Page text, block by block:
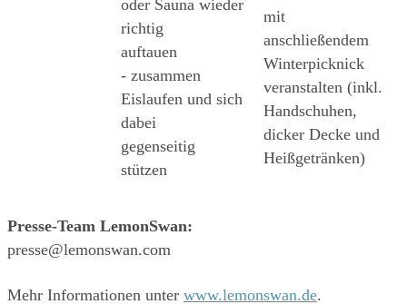
oder Sauna wieder
richtig
auftauen
- zusammen
Eislaufen und sich
dabei
gegenseitig
stützen
mit
anschließendem
Winterpicknick
veranstalten (inkl.
Handschuhen,
dicker Decke und
Heißgetränken)
Presse-Team LemonSwan:
presse@lemonswan.com
Mehr Informationen unter www.lemonswan.de.